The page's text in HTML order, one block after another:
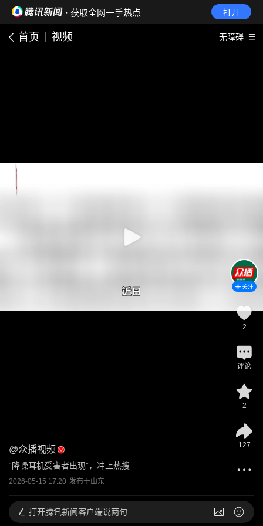
· 获取全网一手热点 打开
首页 视频 无障碍
@众播视频
“降噪耳机受害者出现”，冲上热搜
2026-05-15 17:20 发布于山东
关注
2
评论
2
127
打开腾讯新闻客户端说两句